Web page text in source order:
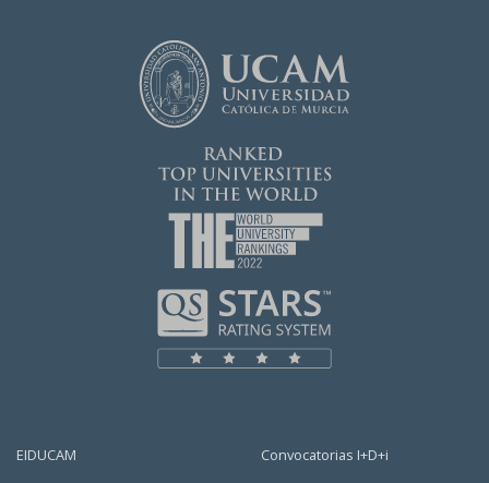
EIDUCAM
Convocatorias I+D+i